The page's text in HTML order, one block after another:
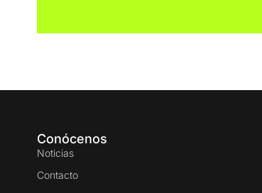
Conócenos
Noticias
Contacto